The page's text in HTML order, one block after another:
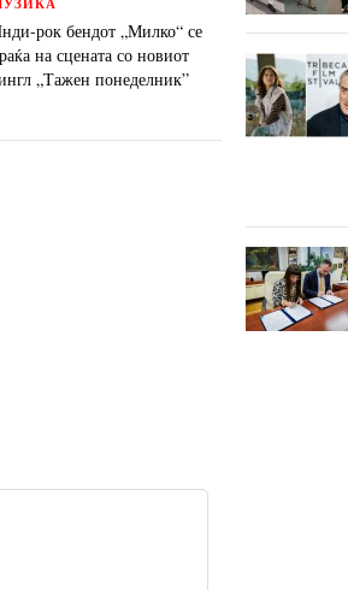
рок бендот „Милко“ се
на сцената со новиот
„Тажен понеделник”